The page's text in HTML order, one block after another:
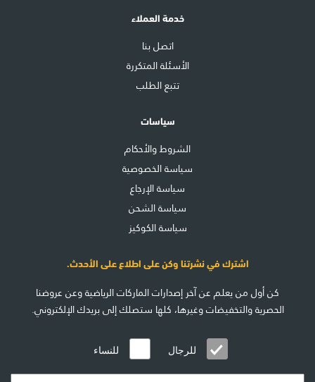
خدمة العملاء
اتصل بنا
الأسئلة المتكررة
تتبع الطلب
سياسات
الشروط والأحكام
سياسة الخصوصية
سياسة الإرجاع
سياسة الشحن
سياسة الكوكيز
اشترك في نشرتنا وكن على اطلاع على الأحدث.
كن أول من يعلم عن آخر إصدارات الماركات الرياضية وعن عروضنا
الحصرية والتخفيضات وغيرها، كلها ستصلك إلى بريدك الإلكتروني.
للرجال للنساء